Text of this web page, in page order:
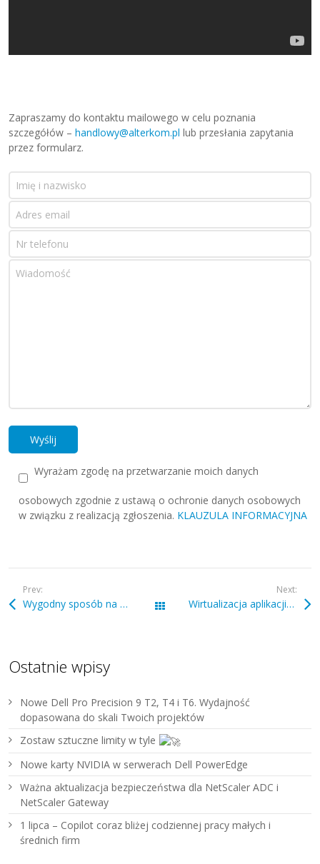
Zapraszamy do kontaktu mailowego w celu poznania
szczegółów –handlowy@alterkom.pl lub przesłania zapytania
przez formularz.
Wyrażam zgodę na przetwarzanie moich danych
osobowych zgodnie z ustawą o ochronie danych osobowych
w związku z realizacją zgłoszenia. KLAUZULA INFORMACYJNA
Prev:
Wygodny sposób na pracę z domu – Team Viewer Wszystkie wpisy
Next:
Wirtualizacja aplikacji i desktopów.
Ostatnie wpisy
Nowe Dell Pro Precision 9 T2, T4 i T6. Wydajność
dopasowana do skali Twoich projektów
Zostaw sztuczne limity w tyle
Nowe karty NVIDIA w serwerach Dell PowerEdge
Ważna aktualizacja bezpieczeństwa dla NetScaler ADC i
NetScaler Gateway
1 lipca – Copilot coraz bliżej codziennej pracy małych i
średnich firm